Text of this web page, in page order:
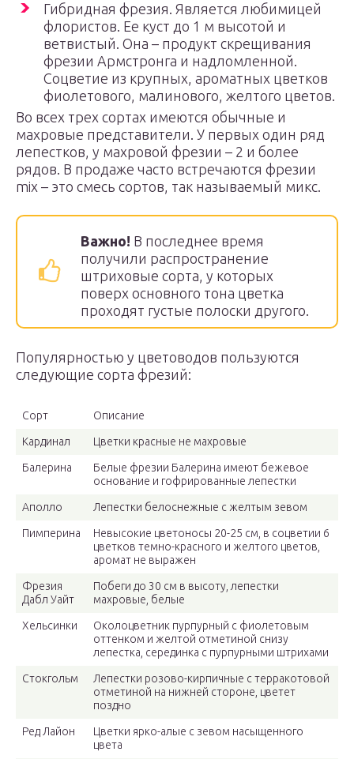
Гибридная фрезия. Является любимицей
флористов. Ее куст до 1 м высотой и
ветвистый. Она – продукт скрещивания
фрезии Армстронга и надломленной.
Соцветие из крупных, ароматных цветков
фиолетового, малинового, желтого цветов.
Во всех трех сортах имеются обычные и
махровые представители. У первых один ряд
лепестков, у махровой фрезии – 2 и более
рядов. В продаже часто встречаются фрезии
mix – это смесь сортов, так называемый микс.
Важно! В последнее время
получили распространение
штриховые сорта, у которых
поверх основного тона цветка
проходят густые полоски другого.
Популярностью у цветоводов пользуются
следующие сорта фрезий:
Сорт Описание
Кардинал Цветки красные не махровые
Балерина
Белые фрезии Балерина имеют бежевое
основание и гофрированные лепестки
Аполло Лепестки белоснежные с желтым зевом
Пимперина
Невысокие цветоносы 20-25 см, в соцветии 6
цветков темно-красного и желтого цветов,
аромат не выражен
Фрезия
Дабл Уайт
Побеги до 30 см в высоту, лепестки
махровые, белые
Хельсинки
Околоцветник пурпурный с фиолетовым
оттенком и желтой отметиной снизу
лепестка, серединка с пурпурными штрихами
Стокгольм
Лепестки розово-кирпичные с терракотовой
отметиной на нижней стороне, цветет
поздно
Ред Лайон
Цветки ярко-алые с зевом насыщенного
цвета